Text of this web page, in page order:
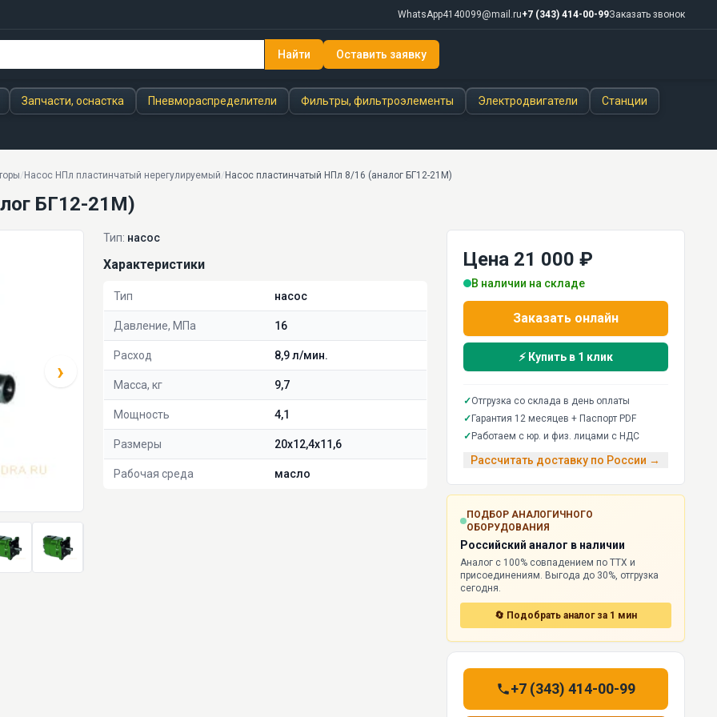
WhatsApp4140099@mail.ru+7 (343) 414-00-99Заказать звонок
Найти Оставить заявку
Запчасти, оснастка Пневмораспределители Фильтры, фильтроэлементы Электродвигатели Станции
/ Насос НПл пластинчатый нерегулируемый/ Насос пластинчатый НПл 8/16 (аналог БГ12-21М)
БГ12-21М)
›
Тип: насос
Характеристики
Тип насос
Давление, МПа 16
Расход 8,9 л/мин.
Масса, кг 9,7
Мощность 4,1
Размеры 20х12,4х11,6
Рабочая среда масло
Цена 21 000 ₽
В наличии на складе
Заказать онлайн
⚡ Купить в 1 клик
✓Отгрузка со склада в день оплаты
✓ Гарантия 12 месяцев + Паспорт PDF
✓ Работаем с юр. и физ. лицами с НДС
Рассчитать доставку по России →
ПОДБОР АНАЛОГИЧНОГО
ОБОРУДОВАНИЯ
Российский аналог в наличии
Аналог с 100% совпадением по ТТХ и
присоединениям. Выгода до 30%, отгрузка
сегодня.
🔄 Подобрать аналог за 1 мин
+7 (343) 414-00-99